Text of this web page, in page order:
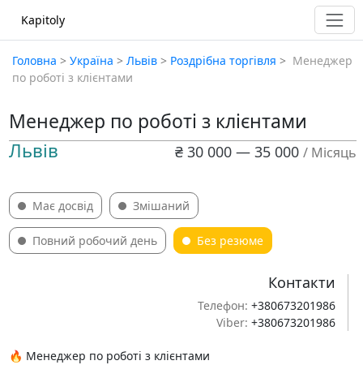
Kapitoly
Головна > Україна > Львів > Роздрібна торгівля > ​​ Менеджер
по роботі з клієнтами
Менеджер по роботі з клієнтами
₴ 30 000 — 35 000 / Місяць
Львів
Має досвід Змішаний
Повний робочий день Без резюме
Контакти
Телефон: +380673201986
Viber: +380673201986
​​🔥 Менеджер по роботі з клієнтами